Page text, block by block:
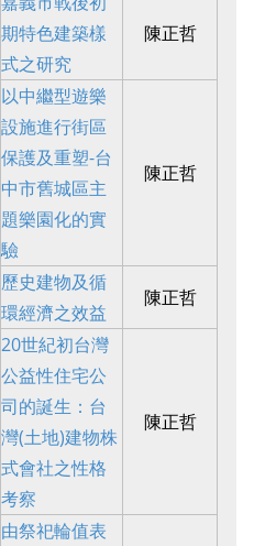
期特色建築樣
式之研究
陳正哲
以中繼型遊樂
設施進行街區
保護及重塑-台
中市舊城區主
題樂園化的實
驗
陳正哲
歷史建物及循
環經濟之效益
陳正哲
20世紀初台灣
公益性住宅公
司的誕生：台
灣(土地)建物株
式會社之性格
考察
陳正哲
由祭祀輪值表